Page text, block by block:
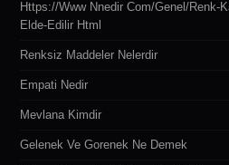
Https://www Nnedir Com/genel/renk-
Elde-Edilir Html
Renksiz Maddeler Nelerdir
Empati Nedir
Mevlana Kimdir
Gelenek Ve Gorenek Ne Demek